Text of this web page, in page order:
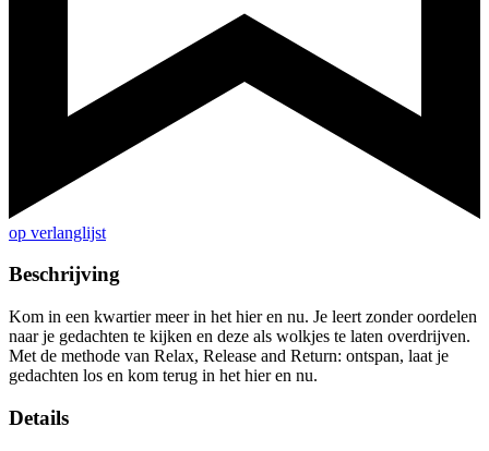
op verlanglijst
Beschrijving
Kom in een kwartier meer in het hier en nu. Je leert zonder oordelen
naar je gedachten te kijken en deze als wolkjes te laten overdrijven.
Met de methode van Relax, Release and Return: ontspan, laat je
gedachten los en kom terug in het hier en nu.
Details